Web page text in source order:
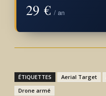
29 € / an
ÉTIQUETTES Aerial Target
Drone armé